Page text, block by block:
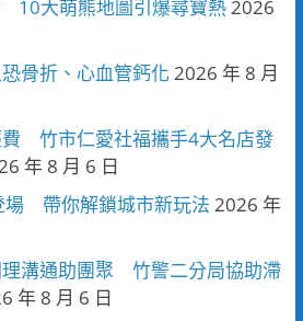
10大萌熊地圖引爆尋寶熱2026
骨折、心血管鈣化 2026 年 8 月
竹市仁愛社福攜手4大名店發
年 8 月 6 日
場 帶你解鎖城市新玩法 2026 年
溝通助團聚 竹警二分局協助滯
年 8 月 6 日